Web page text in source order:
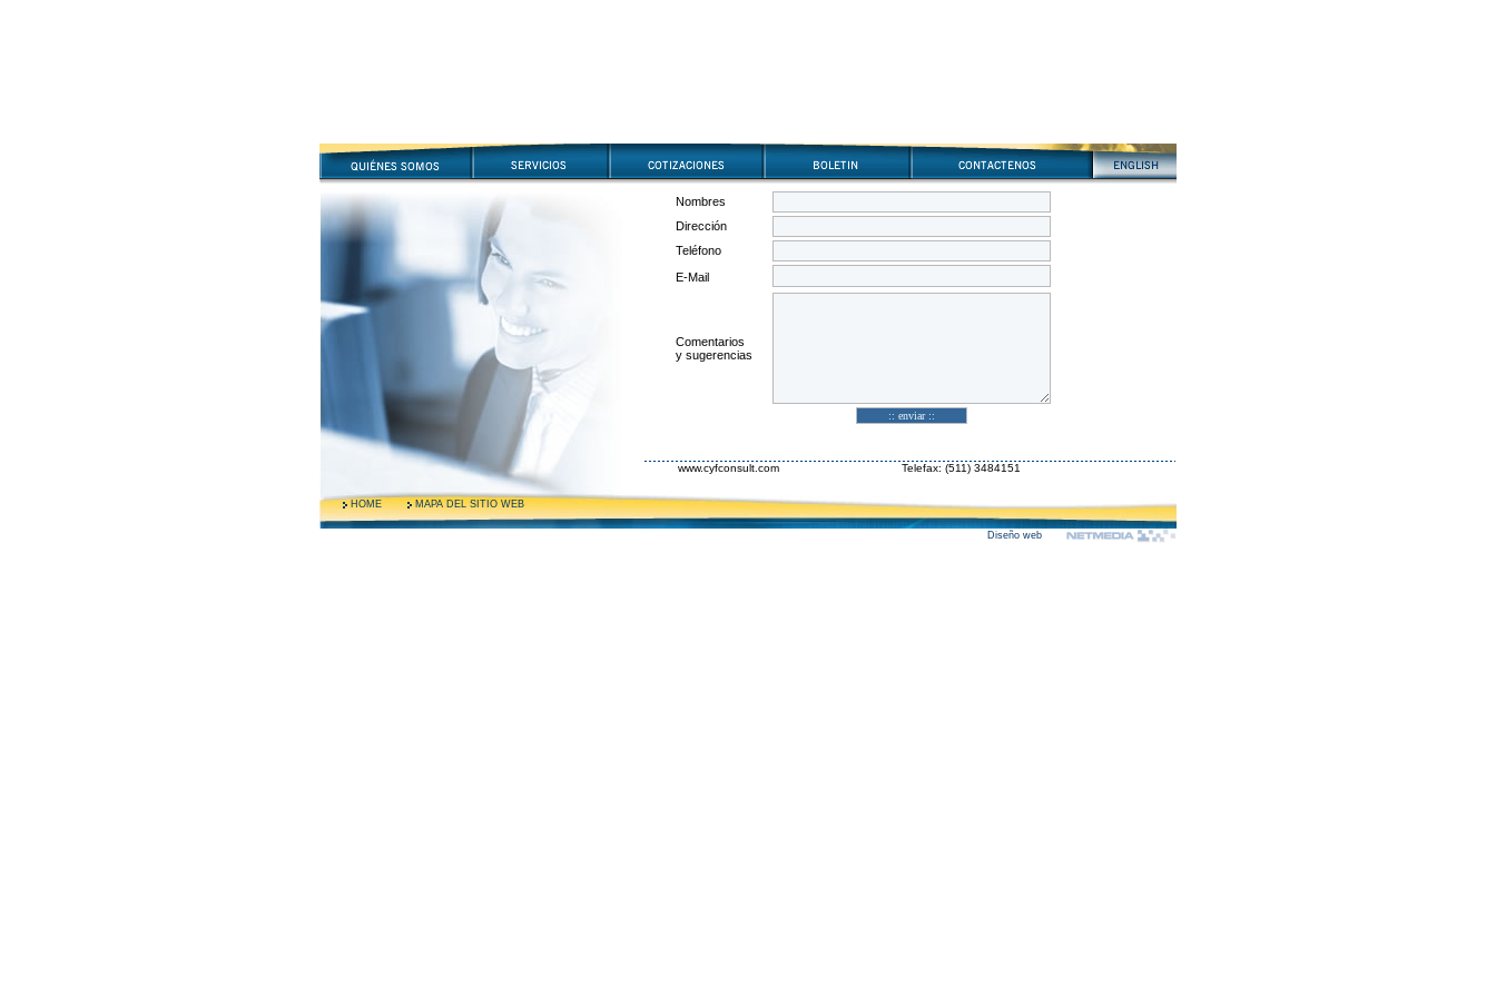
Nombres
Dirección
Teléfono
E-Mail
Comentarios
y sugerencias
www.cyfconsult.com Telefax: (511) 3484151
HOME MAPA DEL SITIO WEB
Diseño web